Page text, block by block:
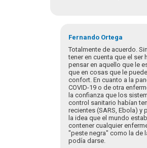
Fernando Ortega
Totalmente de acuerdo.
tener en cuenta que el ser
pensar en aquello que le
que en cosas que le
confort. En cuanto a la
COVID-19 o de otra
la confianza que los
control sanitario habían
recientes (SARS, Ebola) y
la idea que el mundo
contener cualquier
"peste negra" como la de
podía darse.